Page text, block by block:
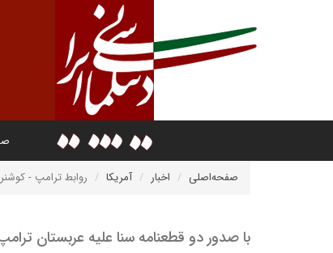
صفحه‌اصلی اخبار آمریکا روابط ترامپ -
با صدور دو قطعنامه سنا علیه عربستان